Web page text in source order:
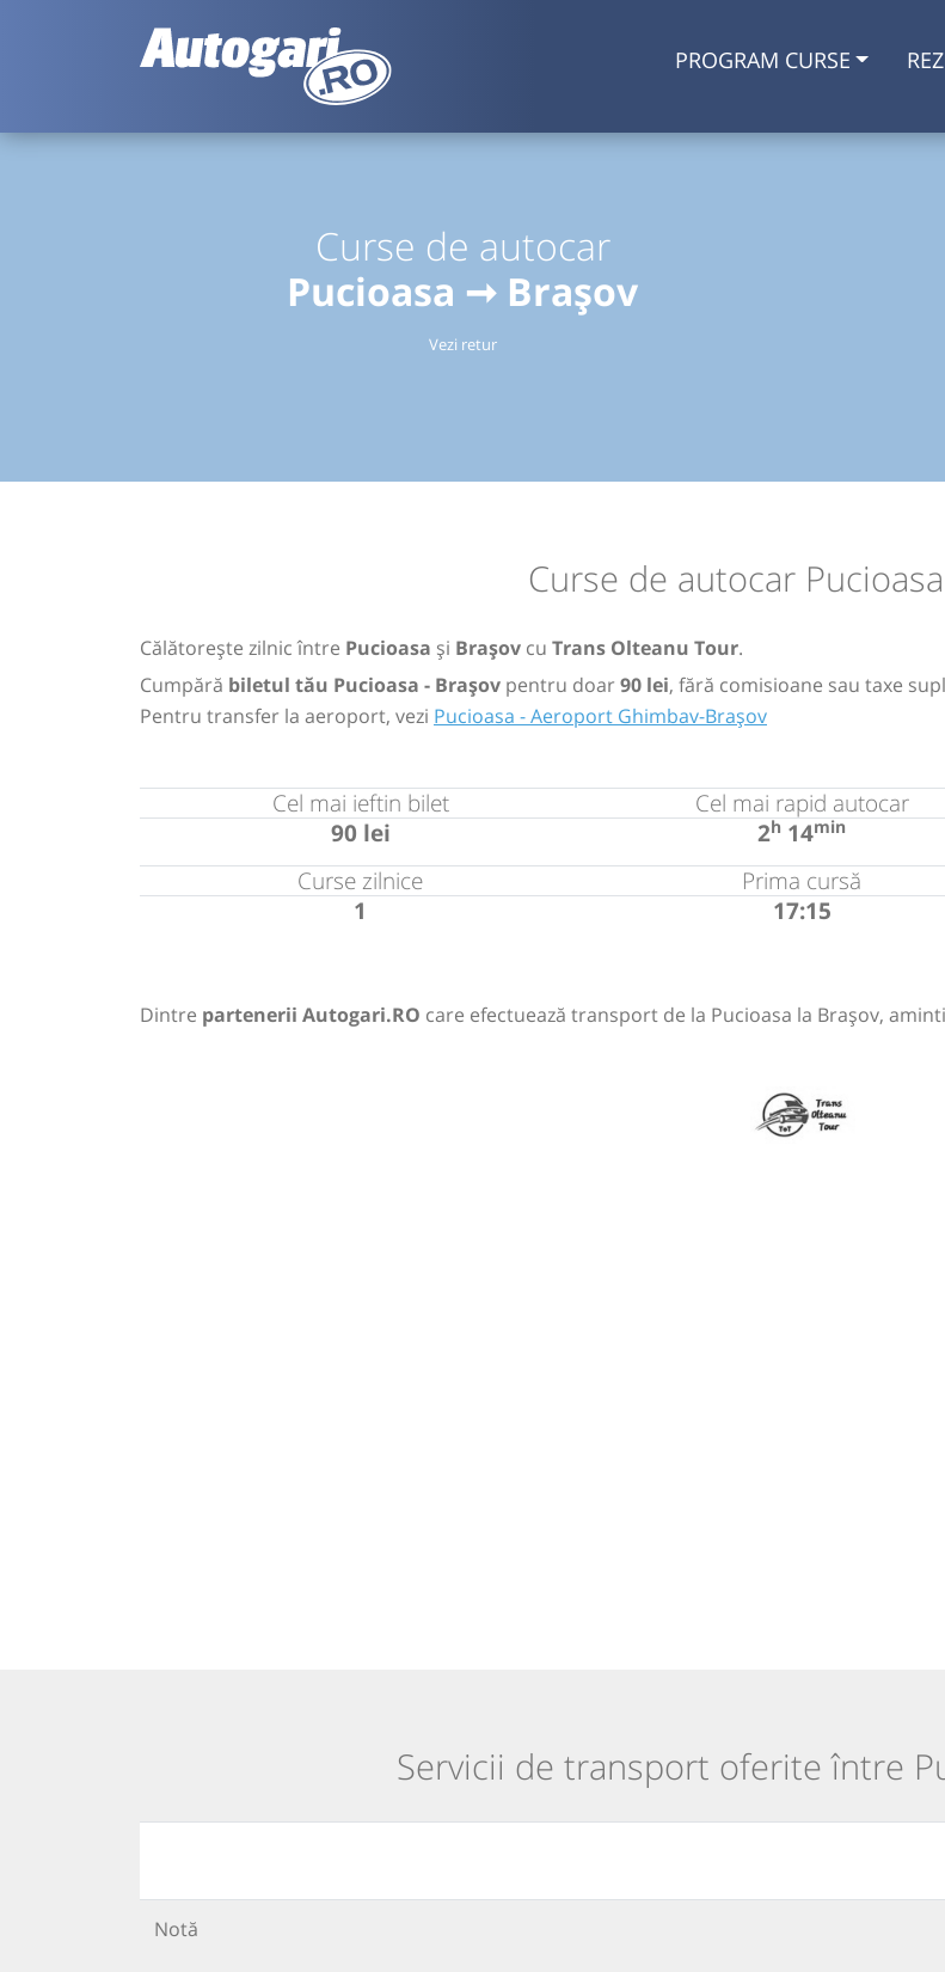
PROGRAM CURSE
Curse de autocar
Pucioasa ➞ Brașov
Vezi retur
Curse de autocar
Călătorește zilnic între Pucioasa și Brașov cu Trans Olteanu Tour.
Cumpără biletul tău Pucioasa - Brașov pentru doar90 lei, fără comisioane sau taxe
Pentru transfer la aeroport, vezi Pucioasa - Aeroport Ghimbav-Brașov
Cel mai ieftin bilet
90 lei
Cel mai rapid autocar
2h 14min
Curse zilnice
1
Prima cursă
17:15
Dintre partenerii Autogari.RO care efectuează transport de la Pucioasa la Brașov,
Servicii de transport oferite între
Notă